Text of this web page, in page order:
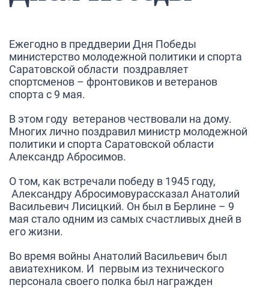
Ежегодно в преддверии Дня Победы
министерство молодежной политики и спорта
Саратовской области поздравляет
спортсменов – фронтовиков и ветеранов
спорта с 9 мая.
В этом году ветеранов чествовали на дому.
Многих лично поздравил министр молодежной
политики и спорта Саратовской области
Александр Абросимов.
О том, как встречали победу в 1945 году,
Александру Абросимовурассказал Анатолий
Васильевич Лисицкий. Он был в Берлине – 9
мая стало одним из самых счастливых дней в
его жизни.
Во время войны Анатолий Васильевич был
авиатехником. И первым из технического
персонала своего полка был награжден